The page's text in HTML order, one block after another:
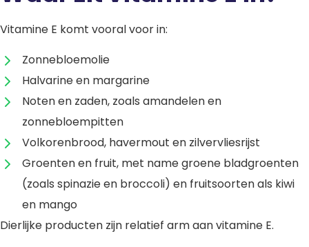
Vitamine E komt vooral voor in:
Zonnebloemolie
Halvarine en margarine
Noten en zaden, zoals amandelen en
zonnebloempitten
Volkorenbrood, havermout en zilvervliesrijst
Groenten en fruit, met name groene bladgroenten
(zoals spinazie en broccoli) en fruitsoorten als kiwi
en mango
Dierlijke producten zijn relatief arm aan vitamine E.